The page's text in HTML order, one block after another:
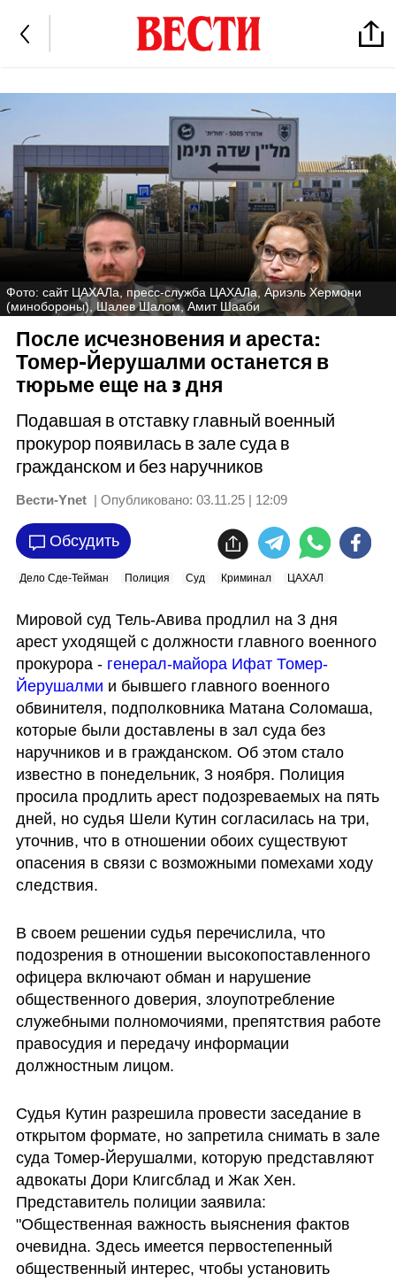
Фото: сайт ЦАХАЛа, пресс-служба ЦАХАЛа, Ариэль Хермони
(минобороны), Шалев Шалом, Амит Шааби
После исчезновения и ареста:
Томер-Йерушалми останется в
тюрьме еще на 3 дня
Подавшая в отставку главный военный
прокурор появилась в зале суда в
гражданском и без наручников
Вести-Ynet | Опубликовано: 03.11.25 | 12:09
Обсудить
Дело Сде-Тейман Полиция Суд Криминал ЦАХАЛ
Мировой суд Тель-Авива продлил на 3 дня
арест уходящей с должности главного военного
прокурора - генерал-майора Ифат Томер-
Йерушалми и бывшего главного военного
обвинителя, подполковника Матана Соломаша,
которые были доставлены в зал суда без
наручников и в гражданском. Об этом стало
известно в понедельник, 3 ноября. Полиция
просила продлить арест подозреваемых на пять
дней, но судья Шели Кутин согласилась на три,
уточнив, что в отношении обоих существуют
опасения в связи с возможными помехами ходу
следствия.
В своем решении судья перечислила, что
подозрения в отношении высокопоставленного
офицера включают обман и нарушение
общественного доверия, злоупотребление
служебными полномочиями, препятствия работе
правосудия и передачу информации
должностным лицом.
Судья Кутин разрешила провести заседание в
открытом формате, но запретила снимать в зале
суда Томер-Йерушалми, которую представляют
адвокаты Дори Клигсблад и Жак Хен.
Представитель полиции заявила:
"Общественная важность выяснения фактов
очевидна. Здесь имеется первостепенный
общественный интерес, чтобы установить